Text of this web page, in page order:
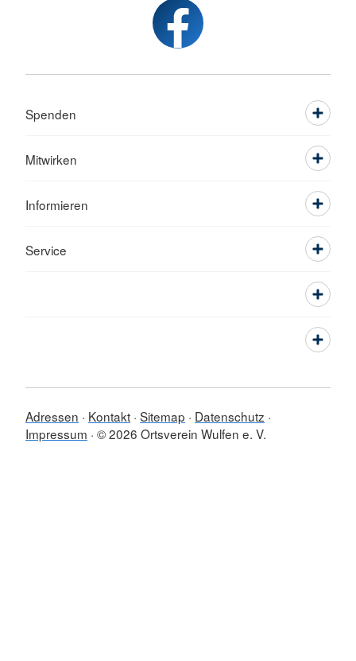
Spenden
Mitwirken
Informieren
Service
Adressen Kontakt Sitemap
Datenschutz
Impressum © 2026 Ortsverein Wulfen e. V.